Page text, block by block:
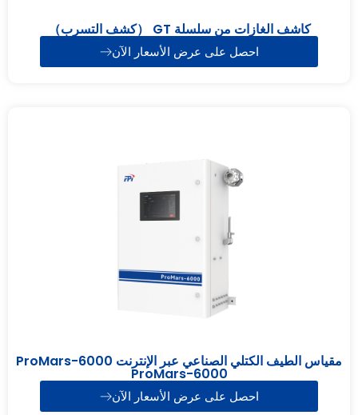
كاشف الغازات من سلسلة GT （كشف التسرب）
احصل على عرض الأسعار الآن
مقياس الطيف الكتلي الصناعي عبر الإنترنت ProMars-6000
ProMars-6000
احصل على عرض الأسعار الآن